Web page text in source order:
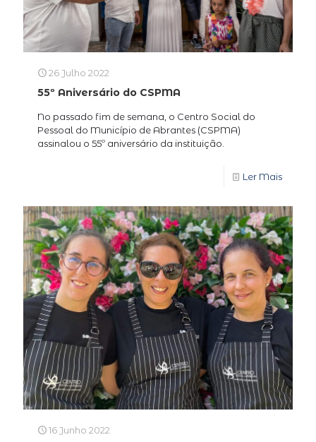
26 Julho 2022
55º Aniversário do CSPMA
No passado fim de semana, o Centro Social do
Pessoal do Município de Abrantes (CSPMA)
assinalou o 55º aniversário da instituição.
Ler Mais
16 Junho 2022